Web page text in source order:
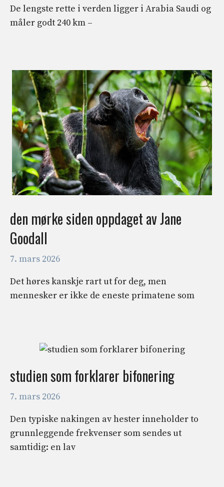
De lengste rette i verden ligger i Arabia Saudi og
måler godt 240 km –
den mørke siden oppdaget av Jane
Goodall
7. mars 2026
Det høres kanskje rart ut for deg, men
mennesker er ikke de eneste primatene som
studien som forklarer bifonering
7. mars 2026
Den typiske nakingen av hester inneholder to
grunnleggende frekvenser som sendes ut
samtidig: en lav